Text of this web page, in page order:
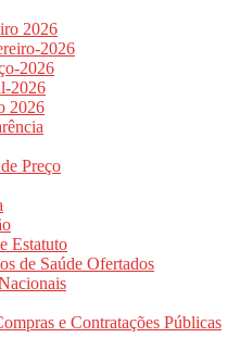
2026
2026
2026
2026
2026
Preço
Estatuto
de Saúde Ofertados
e Contratações Públicas